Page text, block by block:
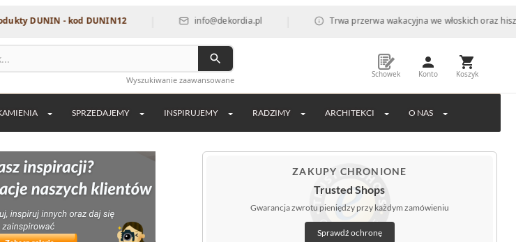
- kod DUNIN12 | info@dekordia.pl | Trwa przerwa wakacyjna we włoskich oraz
Wyszukiwanie zaawansowane
Schowek Konto Koszyk
SPRZEDAJEMY INSPIRUJEMY RADZIMY ARCHITEKCI O NAS
ZAKUPY CHRONIONE
Trusted Shops
Gwarancja zwrotu pieniędzy przy każdym zamówieniu
Sprawdź ochronę